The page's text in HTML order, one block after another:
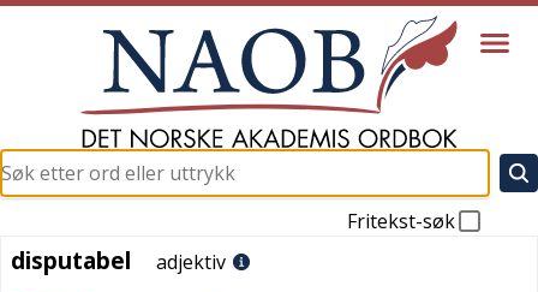
Fritekst-søk
disputabel
disputabel adjektiv